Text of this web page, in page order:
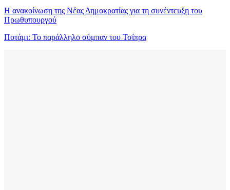
Η ανακοίνωση της Νέας Δημοκρατίας για τη συνέντευξη του
Πρωθυπουργού
Ποτάμι: Το παράλληλο σύμπαν του Τσίπρα